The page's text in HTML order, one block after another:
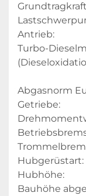
Grundtragkraft:
Antrieb:           		Kubota V2607-CR-E5B 4 Zyl.
Turbo-
Abgasnorm
Getriebe:      			Lastschaltgetriebe,
Bauhöhe